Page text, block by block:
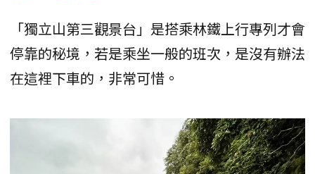
「獨立山第三觀景台」是搭乘林鐵上行專列才會
停靠的秘境，若是乘坐一般的班次，是沒有辦法
在這裡下車的，非常可惜。